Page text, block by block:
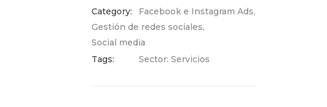
Category:
Facebook e Instagram Ads,
Gestión de redes sociales,
Social media
Tags:
Sector: Servicios